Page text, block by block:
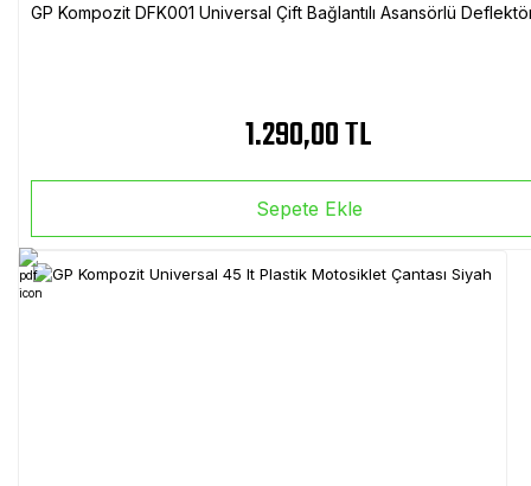
GP Kompozit DFK001 Universal Çift Bağlantılı Asansörlü
1.290,00 TL
Sepete Ekle